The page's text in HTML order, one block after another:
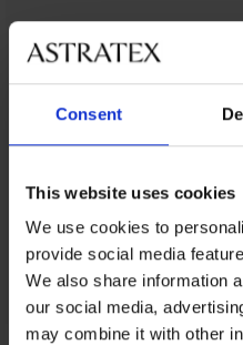
Consent
This website uses cookies
We use cookies to
provide social media
We also share information
our social media,
may combine it with other